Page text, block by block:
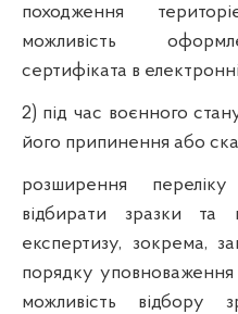
походження
можливість
сертифіката в
2) під час воєнного
його припинення або
розширення
відбирати зразки та
експертизу, зокрема,
порядку уповноваження
можливість відбору